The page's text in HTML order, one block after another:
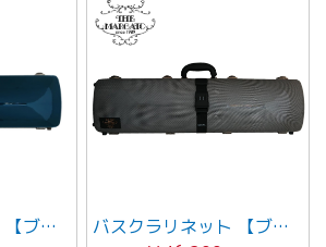
バスクラリネット 【ブルーカーボン柄】
バスクラリネット 【ブラックカーボン柄】